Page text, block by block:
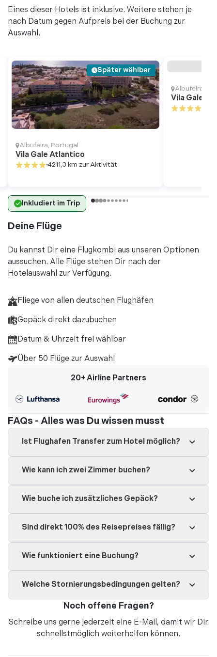
Eines dieser Hotels ist inklusive. Weitere stehen je
nach Datum gegen Aufpreis bei der Buchung zur
Auswahl.
Später wählbar
Albufeira, Portugal
Vila Gale Atlantico
4211,3 km zur Aktivität
Albufeira
Vila Gale
Inkludiert im Trip
Deine Flüge
Du kannst Dir eine Flugkombi aus unseren Optionen
aussuchen. Alle Flüge stehen Dir nach der
Hotelauswahl zur Verfügung.
Fliege von allen deutschen Flughäfen
Gepäck direkt dazubuchen
Datum & Uhrzeit frei wählbar
Über 50 Flüge zur Auswahl
20+ Airline Partners
FAQs - Alles was Du wissen musst
Ist Flughafen Transfer zum Hotel möglich?
Wie kann ich zwei Zimmer buchen?
Wie buche ich zusätzliches Gepäck?
Sind direkt 100% des Reisepreises fällig?
Wie funktioniert eine Buchung?
Welche Stornierungsbedingungen gelten?
Noch offene Fragen?
Schreibe uns gerne jederzeit eine E-Mail, damit wir Dir
schnellstmöglich weiterhelfen können.